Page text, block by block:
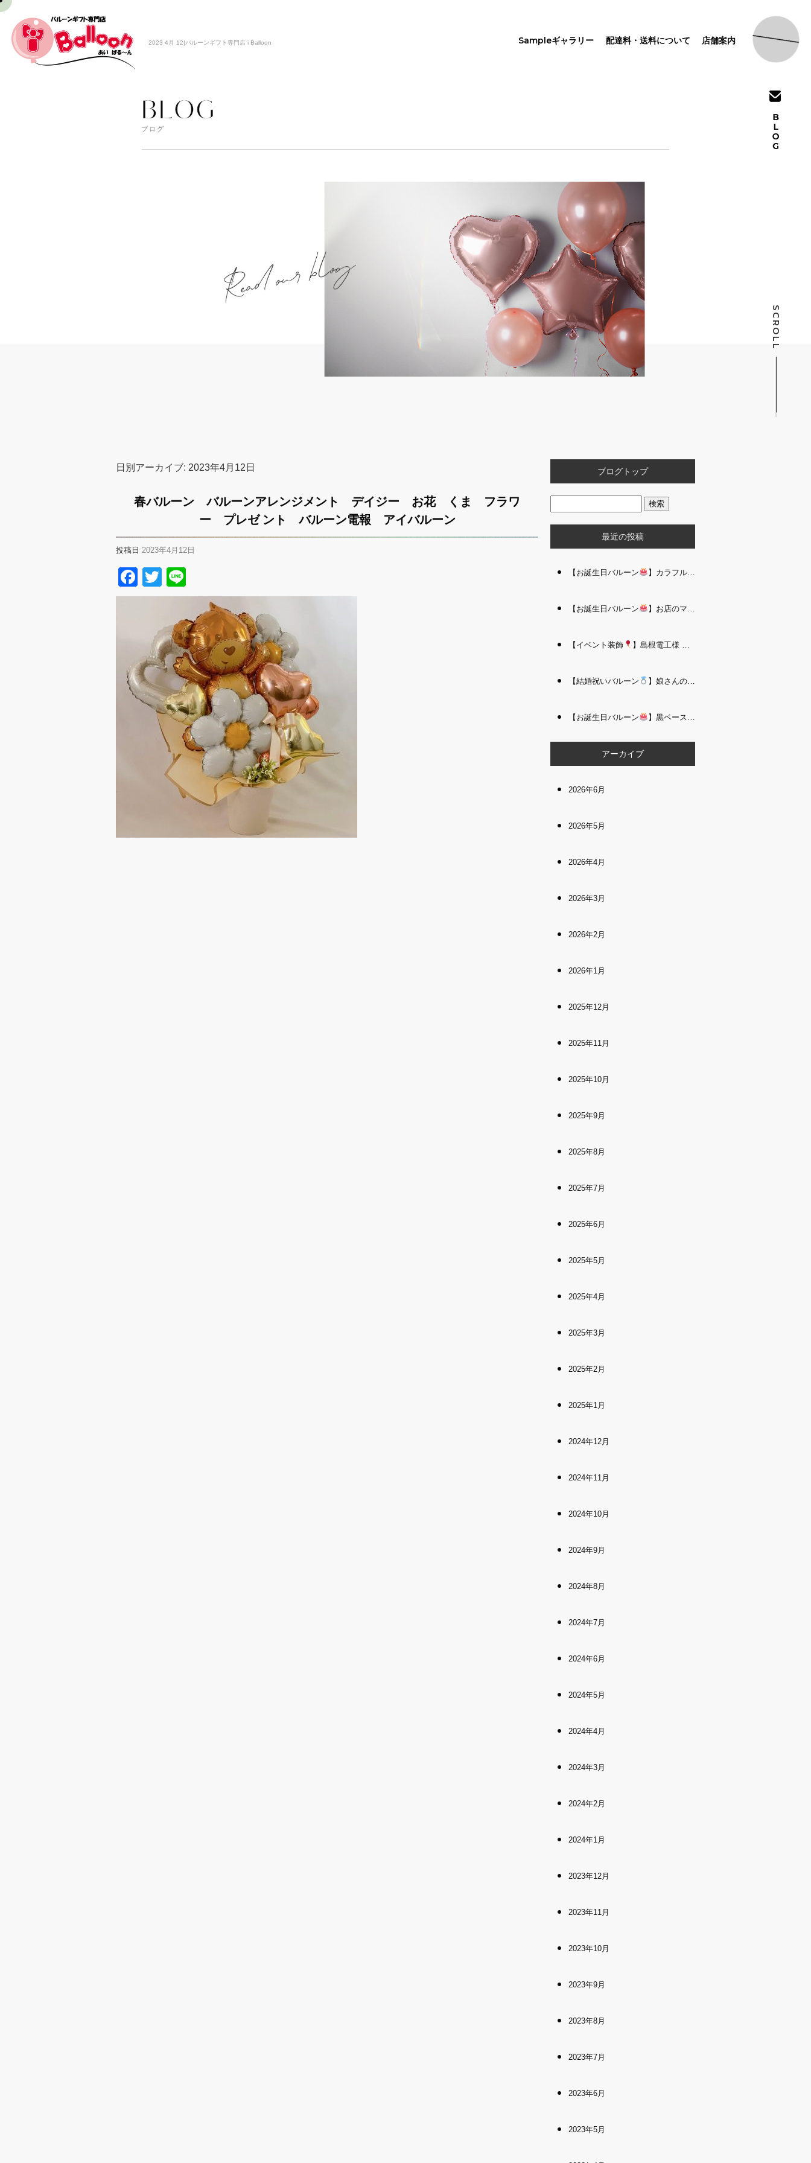
2023 4月 12|バルーンギフト専門店 i Balloon Sampleギャラリー 配達料・送料について 店舗案内
SCROLL
日別アーカイブ: 2023年4月12日
春バルーン バルーンアレンジメント デイジー お花 くま フラワ
ー プレゼ ント バルーン電報 アイバルーン
投稿日 2023年4月12日
Facebook
Twitter
ブログトップ
最近の投稿
【お誕生日バルーン 】カラフルで存在感たっぷりのバルーンタワー｜松江 i Balloo n
【お誕生日バルーン 】お店のママさんへの華やかなお祝いに｜シャンパン付き豪 華バルーンアレンジメント｜松江 i Balloon
【イベント装飾 】島根電工様 お客様感謝祭｜入口アーチ＆キッズコーナー装飾 を担当しました｜松江 i Balloon
【結婚祝いバルーン 】娘さんのご結婚祝いに｜ウェディングベアとフラワーイン バルーンが華やかなバルーンアレンジメント｜松江 i Balloon
【お誕生日バルーン 】黒ベース×ヒョウ柄がおしゃれ
アーカイブ
2026年6月
2026年5月
2026年4月
2026年3月
2026年2月
2026年1月
2025年12月
2025年11月
2025年10月
2025年9月
2025年8月
2025年7月
2025年6月
2025年5月
2025年4月
2025年3月
2025年2月
2025年1月
2024年12月
2024年11月
2024年10月
2024年9月
2024年8月
2024年7月
2024年6月
2024年5月
2024年4月
2024年3月
2024年2月
2024年1月
2023年12月
2023年11月
2023年10月
2023年9月
2023年8月
2023年7月
2023年6月
2023年5月